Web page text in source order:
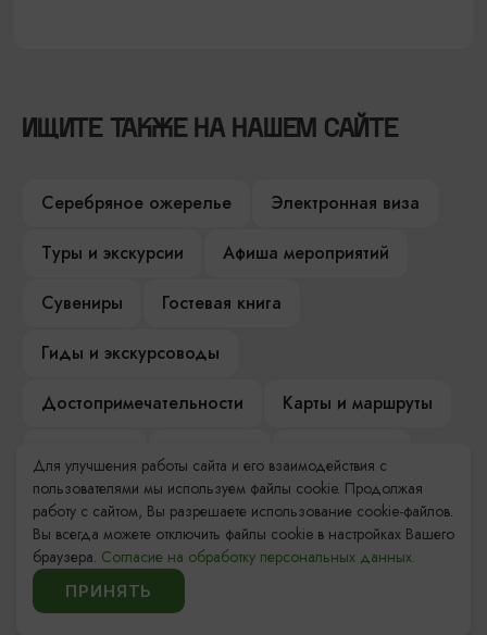
ИЩИТЕ ТАКЖЕ НА НАШЕМ САЙТЕ
Серебряное ожерелье
Электронная виза
Туры и экскурсии
Афиша мероприятий
Сувениры
Гостевая книга
Гиды и экскурсоводы
Достопримечательности
Карты и маршруты
Компас Балтийской кухни
Настоящий Калининградец
Музеи
Для улучшения работы сайта и его взаимодействия с
пользователями мы используем файлы cookie. Продолжая
работу с сайтом, Вы разрешаете использование cookie-файлов.
Вы всегда можете отключить файлы cookie в настройках Вашего
браузера. Согласие на обработку персональных данных.
ПРИНЯТЬ